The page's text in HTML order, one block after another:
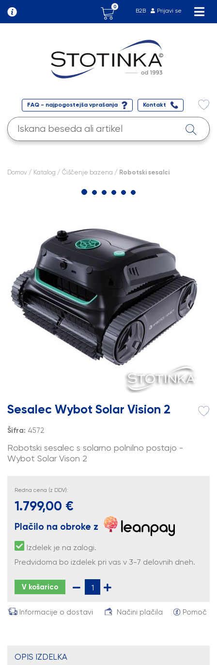
B2B Prijavi se
0
FAQ - najpogostejša vprašanja Kontakt
Domov / Katalog / Čiščenje bazena / Robotski sesalci
Sesalec Wybot Solar Vision 2
Šifra: 4572
Robotski sesalec s solarno polnilno postajo -
Wybot Solar Vison 2
Redna cena (z DDV):
1.799,00 €
Plačilo na obroke z
Izdelek je na zalogi.
Predvidoma bo izdelek pri vas v 3-7 delovnih dneh.
V košarico
Informacije o dostavi Načini plačila Pomoč
OPIS IZDELKA